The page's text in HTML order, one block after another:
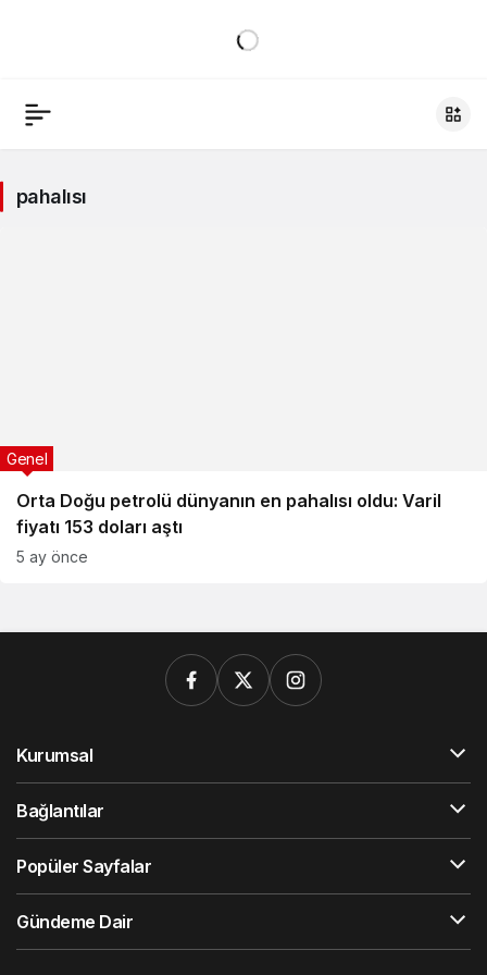
pahalısı
Orta Doğu petrolü dünyanın en pahalısı oldu: Varil
fiyatı 153 doları aştı
Genel
5 ay önce
Kurumsal
Bağlantılar
Popüler Sayfalar
Gündeme Dair